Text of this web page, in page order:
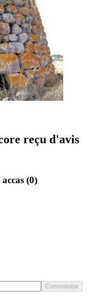
reçu d'avis
(0)
Commenter